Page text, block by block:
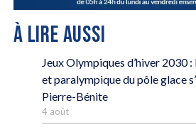
À LIRE AUSSI
Jeux Olympiques d’hiver 2030
et paralympique du pôle glace
Pierre-Bénite
4 août